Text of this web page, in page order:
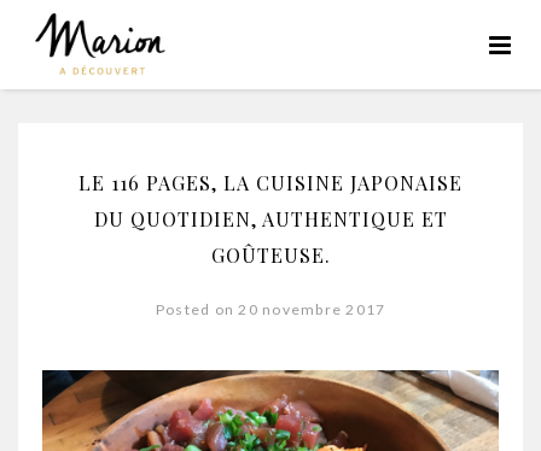
LE 116 PAGES, LA CUISINE JAPONAISE
DU QUOTIDIEN, AUTHENTIQUE ET
GOÛTEUSE.
Posted on 20 novembre 2017